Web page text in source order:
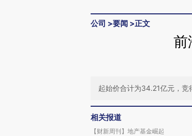
公司 >要闻 >正文
前
起始价合计为34.21亿元，竞
相关报道
【财新周刊】地产基金崛起